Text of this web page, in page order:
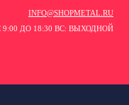
INFO@SHOPMETAL.RU
9:00 ДО 18:30 ВС: ВЫХОДНОЙ